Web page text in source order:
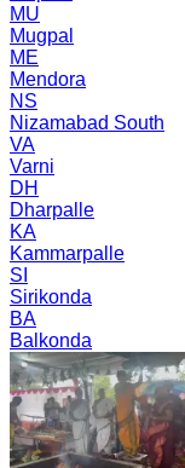
MU
Mugpal
ME
Mendora
NS
Nizamabad South
VA
Varni
DH
Dharpalle
KA
Kammarpalle
SI
Sirikonda
BA
Balkonda